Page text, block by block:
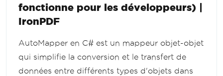
fonctionne pour les développeurs) |
IronPDF
AutoMapper en C# est un mappeur objet-objet
qui simplifie la conversion et le transfert de
données entre différents types d'objets dans